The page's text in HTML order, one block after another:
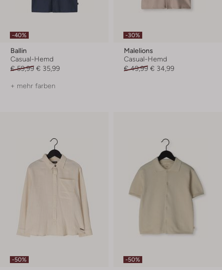
-40%
Ballin
Casual-Hemd
€ 59,99 € 35,99
+ mehr farben
-30%
Malelions
Casual-Hemd
€ 49,99 € 34,99
-50% -50%